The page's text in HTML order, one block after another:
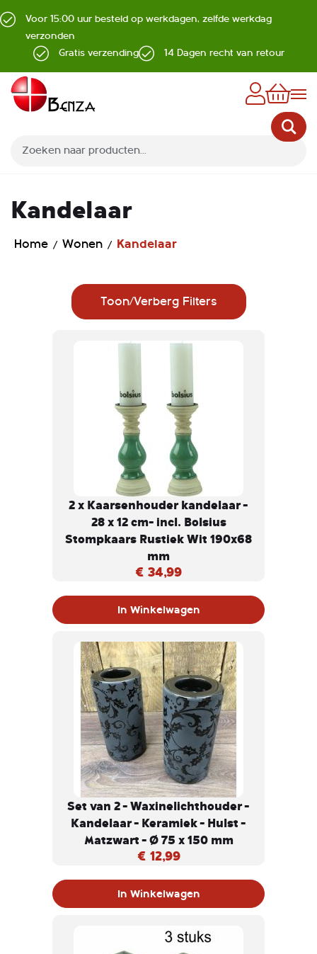
Voor 15:00 uur besteld op werkdagen, zelfde werkdag
verzonden
Gratis verzending
14 Dagen recht van retour
Kandelaar
Home Wonen Kandelaar
Toon/Verberg Filters
2 x Kaarsenhouder kandelaar -
28 x 12 cm- incl. Bolsius
Stompkaars Rustiek Wit 190x68
mm
€ 34,99
In Winkelwagen
Set van 2 - Waxinelichthouder -
Kandelaar - Keramiek - Hulst -
Matzwart - Ø 75 x 150 mm
€ 12,99
In Winkelwagen